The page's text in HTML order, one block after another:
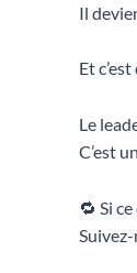
Il
Et
Le
C’est
🔁 Si